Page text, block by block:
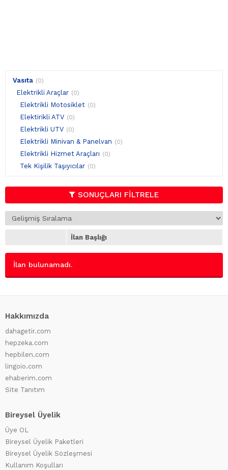
Vasıta (0)
Elektrikli Araçlar (0)
Elektrikli Motosiklet (0)
Elektirikli ATV (0)
Elektrikli UTV (0)
Elektrikli Minivan & Panelvan (0)
Elektrikli Hizmet Araçları (0)
Tek Kişilik Taşıyıcılar (0)
SONUÇLARI FİLTRELE
İlan Başlığı
İlan bulunamadı.
Hakkımızda
dahagetir.com
hepzeka.com
hepbilen.com
lingoio.com
ehaberim.com
Site Tanıtım
Bireysel Üyelik
Üye OL
Bireysel Üyelik Paketleri
Bireysel Üyelik Sözleşmesi
Kullanım Koşulları